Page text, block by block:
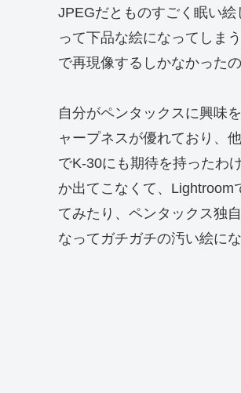
JPEGだとものすごく眠い
って下品な絵になってしま
で再現像するしかなかったの
自分がペンタックスに興味
ャープネスが優れており、
でK-30にも期待を持ったわ
か出てこなくて、Lightroom
てみたり、ペンタックス独
なってガチガチの汚い絵に